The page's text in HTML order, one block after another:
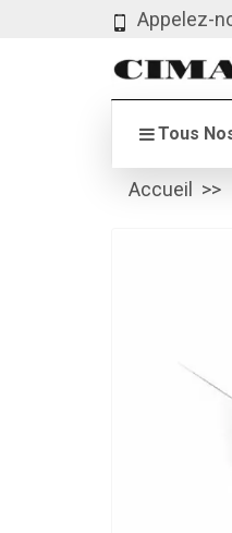
Appelez-
Tous
Accueil